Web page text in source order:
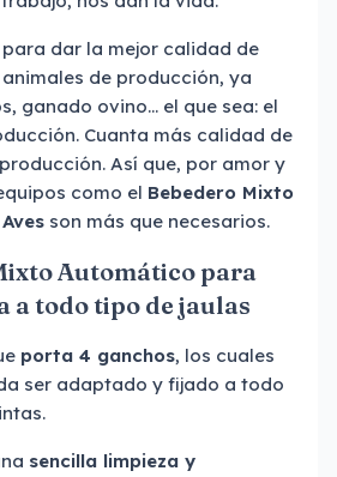
dar la mejor calidad de
de producción, ya
ganado ovino... el que sea: el
Cuanta más calidad de
Así que, por amor y
como el Bebedero Mixto
son más que necesarios.
Automático para
a todo tipo de jaulas
porta 4 ganchos, los cuales
ser adaptado y fijado a todo
sencilla limpieza y